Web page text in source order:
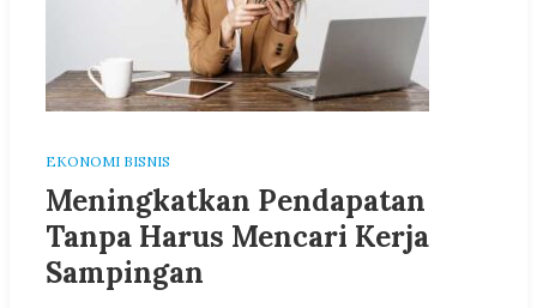
EKONOMI BISNIS
Meningkatkan Pendapatan
Tanpa Harus Mencari Kerja
Sampingan